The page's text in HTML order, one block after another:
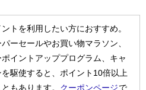
トを利用したい方におすすめ。
ーセールやお買い物マラソン、
イントアッププログラム、キャ
を駆使すると、ポイント10倍以上
もあります。 クーポンページで